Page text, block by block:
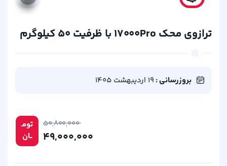
ترازوی محک 17000Pro با ظرفیت 50 کیلوگرم
بروزرسانی : 19 اردیبهشت 1405
تومـ
ــان
۵۰,۸۰۰,۰۰۰